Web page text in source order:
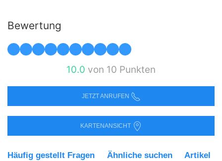
Bewertung
10.0 von 10 Punkten
JETZT ANRUFEN
KARTENANSICHT
Häufig gestellt Fragen Ähnliche suchen Artikel